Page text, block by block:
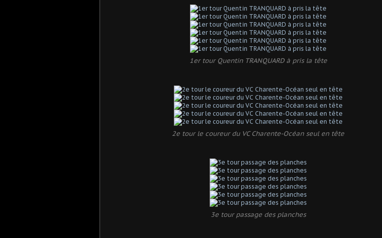
1er tour Quentin TRANQUARD à pris la tête
2e tour le coureur du VC Charente-Océan seul en tête
3e tour passage des planches